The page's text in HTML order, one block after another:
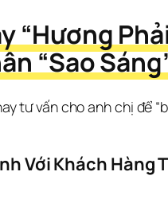
“Hương
“Sao
tư vấn cho anh chị để
Với Khách Hàng